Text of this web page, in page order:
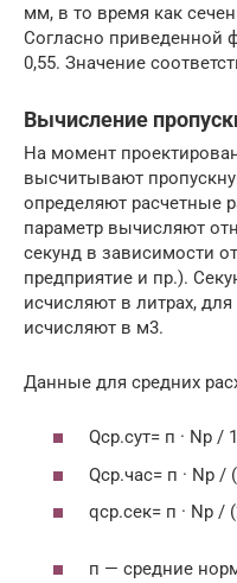
мм, в то время как
Согласно приведенной
0,55. Значение
Вычисление
На момент
высчитывают
определяют расчетные
параметр вычисляют
секунд в зависимости
предприятие и пр.).
исчисляют в литрах,
исчисляют в м3.
Данные для средних
Qcp.сут= п · Nр /
Qcp.час= п · Nр /
qср.сек= п · Nр /
п — средние